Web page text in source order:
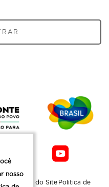
Mapa do Site Politica de
nosso